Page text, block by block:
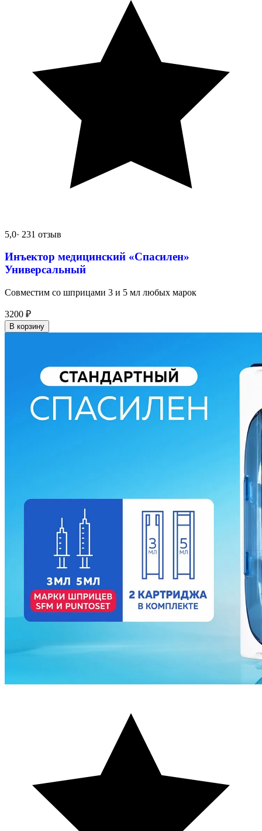
5,0· 231 отзыв
Инъектор медицинский «Спасилен»
Универсальный
Совместим со шприцами 3 и 5 мл любых марок
3200 ₽
В корзину